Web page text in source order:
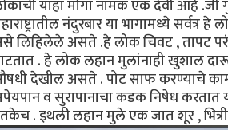
याहा मोगा नामक एक देवी आहे
नंदुरबार या भागामध्ये
लिहिलेले असते .हे लोक चिवट , तापट परंतु
. हे लोक लहान मुलांनाही खुशाल
देखील असते . पोट साफ करण्याचे काम
व सुरापानाचा कडक निषेध करतात
. इथली लहान मुले एक जात शूर ,